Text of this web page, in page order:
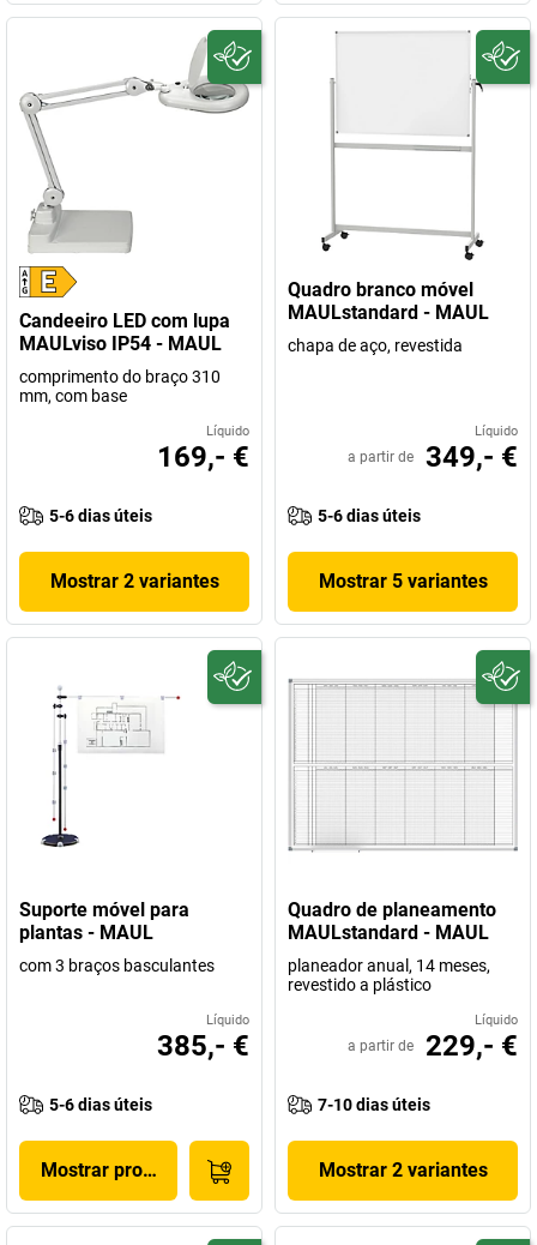
Candeeiro LED com lupa
MAULviso IP54 - MAUL
comprimento do braço 310
mm, com base
Líquido
169,- €
5-6 dias úteis
Mostrar 2 variantes
Quadro branco móvel
MAULstandard - MAUL
chapa de aço, revestida
Líquido
a partir de 349,- €
5-6 dias úteis
Mostrar 5 variantes
Suporte móvel para
plantas - MAUL
com 3 braços basculantes
Líquido
385,- €
5-6 dias úteis
Mostrar produto
Quadro de planeamento
MAULstandard - MAUL
planeador anual, 14 meses,
revestido a plástico
Líquido
a partir de 229,- €
7-10 dias úteis
Mostrar 2 variantes